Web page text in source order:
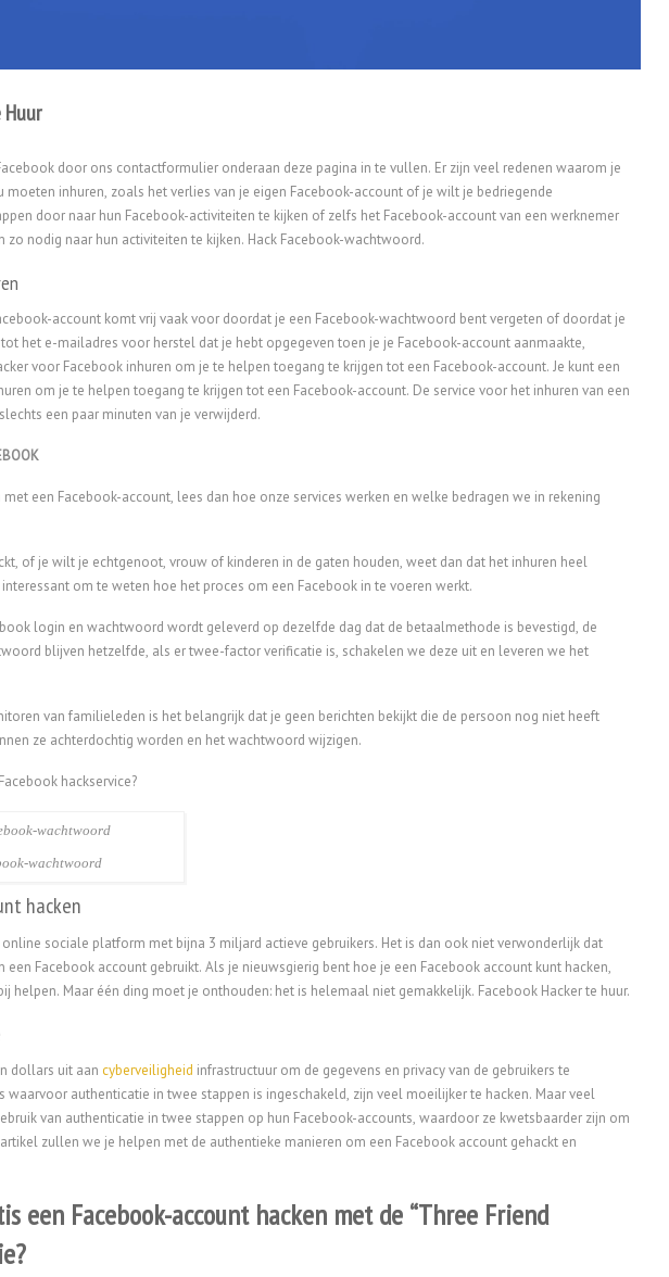
Huur
door ons contactformulier onderaan deze pagina in te vullen. Er zijn veel redenen waarom je
moeten inhuren, zoals het verlies van je eigen Facebook-account of je wilt je bedriegende
door naar hun Facebook-activiteiten te kijken of zelfs het Facebook-account van een werknemer
zo nodig naar hun activiteiten te kijken. Hack Facebook-wachtwoord.
account komt vrij vaak voor doordat je een Facebook-wachtwoord bent vergeten of doordat je
het e-mailadres voor herstel dat je hebt opgegeven toen je je Facebook-account aanmaakte,
voor Facebook inhuren om je te helpen toegang te krijgen tot een Facebook-account. Je kunt een
om je te helpen toegang te krijgen tot een Facebook-account. De service voor het inhuren van een
een paar minuten van je verwijderd.
een Facebook-account, lees dan hoe onze services werken en welke bedragen we in rekening
of je wilt je echtgenoot, vrouw of kinderen in de gaten houden, weet dan dat het inhuren heel
om te weten hoe het proces om een Facebook in te voeren werkt.
login en wachtwoord wordt geleverd op dezelfde dag dat de betaalmethode is bevestigd, de
blijven hetzelfde, als er twee-factor verificatie is, schakelen we deze uit en leveren we het
van familieleden is het belangrijk dat je geen berichten bekijkt die de persoon nog niet heeft
ze achterdochtig worden en het wachtwoord wijzigen.
hackservice?
wachtwoord
hacken
sociale platform met bijna 3 miljard actieve gebruikers. Het is dan ook niet verwonderlijk dat
een Facebook account gebruikt. Als je nieuwsgierig bent hoe je een Facebook account kunt hacken,
helpen. Maar één ding moet je onthouden: het is helemaal niet gemakkelijk. Facebook Hacker te huur.
dollars uit aan cyberveiligheid infrastructuur om de gegevens en privacy van de gebruikers te
waarvoor authenticatie in twee stappen is ingeschakeld, zijn veel moeilijker te hacken. Maar veel
van authenticatie in twee stappen op hun Facebook-accounts, waardoor ze kwetsbaarder zijn om
zullen we je helpen met de authentieke manieren om een Facebook account gehackt en
een Facebook-account hacken met de “Three Friend